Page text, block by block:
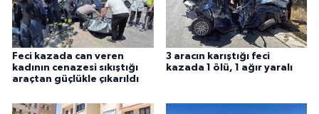
Feci kazada can veren
kadının cenazesi sıkıştığı
araçtan güçlükle çıkarıldı
3 aracın karıştığı feci
kazada 1 ölü, 1 ağır yaralı